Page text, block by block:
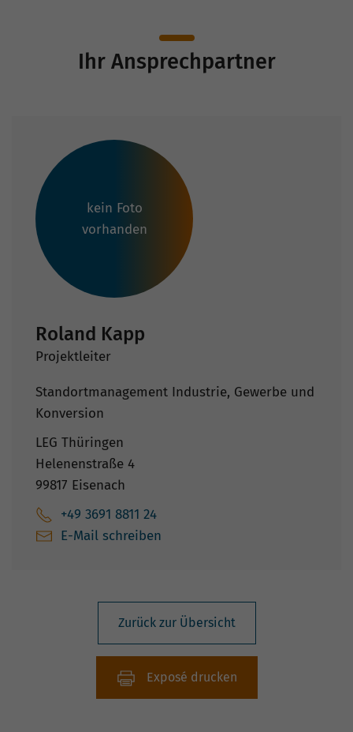
Ihr Ansprechpartner
kein Foto
vorhanden
Roland Kapp
Projektleiter
Standortmanagement Industrie, Gewerbe und
Konversion
LEG Thüringen
Helenenstraße 4
99817 Eisenach
+49 3691 8811 24
E-Mail schreiben
Zurück zur Übersicht
Exposé drucken